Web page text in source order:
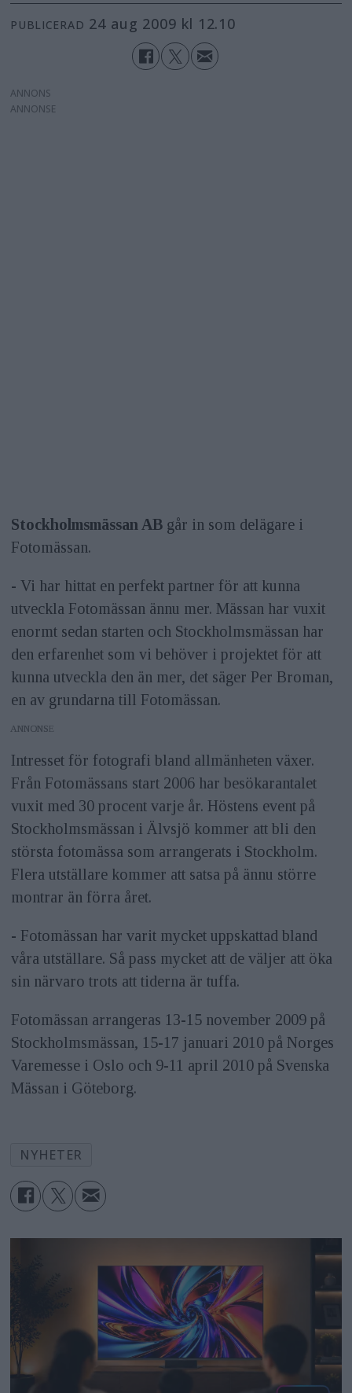
PUBLICERAD 24 aug 2009 kl 12.10
ANNONS
Stockholmsmässan AB går in som delägare i
Fotomässan.
- Vi har hittat en perfekt partner för att kunna
utveckla Fotomässan ännu mer. Mässan har vuxit
enormt sedan starten och Stockholmsmässan har
den erfarenhet som vi behöver i projektet för att
kunna utveckla den än mer, det säger Per Broman,
en av grundarna till Fotomässan.
ANNONS
Intresset för fotografi bland allmänheten växer.
Från Fotomässans start 2006 har besökarantalet
vuxit med 30 procent varje år. Höstens event på
Stockholmsmässan i Älvsjö kommer att bli den
största fotomässa som arrangerats i Stockholm.
Flera utställare kommer att satsa på ännu större
montrar än förra året.
- Fotomässan har varit mycket uppskattad bland
våra utställare. Så pass mycket att de väljer att öka
sin närvaro trots att tiderna är tuffa.
Fotomässan arrangeras 13-15 november 2009 på
Stockholmsmässan, 15-17 januari 2010 på Norges
Varemesse i Oslo och 9-11 april 2010 på Svenska
Mässan i Göteborg.
NYHETER